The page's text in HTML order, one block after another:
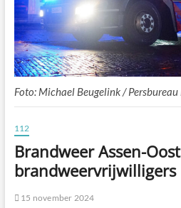
Foto: Michael Beugelink /
112
Brandweer Assen-
brandweervrijwilligers
15 november 2024